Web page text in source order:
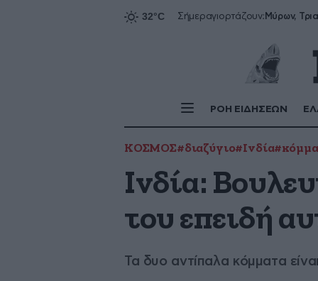
Σήμεραγιορτάζουν:
ΡΟΗ ΕΙΔΗΣΕΩΝ
ΚΟΣΜΟΣ#διαζύγιο#Ινδία
Ινδία:
του επειδή
Τα δυο αντίπαλα κόμματα